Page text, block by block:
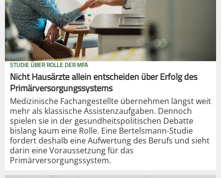
STUDIE ÜBER ROLLE DER MFA
Nicht Hausärzte allein entscheiden über Erfolg des
Primärversorgungssystems
Medizinische Fachangestellte übernehmen längst weit
mehr als klassische Assistenzaufgaben. Dennoch
spielen sie in der gesundheitspolitischen Debatte
bislang kaum eine Rolle. Eine Bertelsmann-Studie
fordert deshalb eine Aufwertung des Berufs und sieht
darin eine Voraussetzung für das
Primärversorgungssystem.